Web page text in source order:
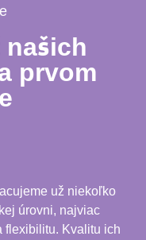
prvom
už niekoľko
úrovni, najviac
flexibilitu. Kvalitu ich